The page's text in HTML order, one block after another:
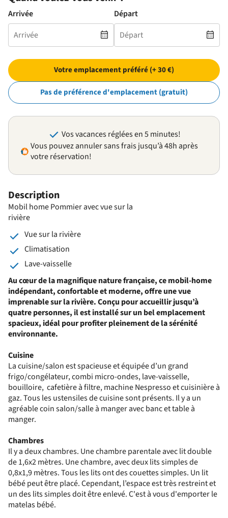
Description
Mobil home Pommier avec vue sur la
rivière
Vue sur la rivière
Climatisation
Lave-vaisselle
Au cœur de la magnifique nature française, ce mobil-home
indépendant, confortable et moderne, offre une vue
imprenable sur la rivière. Conçu pour accueillir jusqu’à
quatre personnes, il est installé sur un bel emplacement
spacieux, idéal pour profiter pleinement de la sérénité
environnante.
Cuisine
La cuisine/salon est spacieuse et équipée d’un grand
frigo/congélateur, combi micro-ondes, lave-vaisselle,
bouilloire, cafetière à filtre, machine Nespresso et cuisinière à
gaz. Tous les ustensiles de cuisine sont présents. Il y a un
agréable coin salon/salle à manger avec banc et table à
manger.
Chambres
Il y a deux chambres. Une chambre parentale avec lit double
de 1,6x2 mètres. Une chambre, avec deux lits simples de
0,8x1,9 mètres. Tous les lits ont des couettes simples. Un lit
bébé peut être placé. Cependant, l’espace est très restreint et
un des lits simples doit être enlevé. C'est à vous d'emporter le
matelas bébé.
Arrivée Départ
Votre emplacement préféré (+ 30 €)
Pas de préférence d'emplacement (gratuit)
Vos vacances réglées en 5 minutes!
Vous pouvez annuler sans frais jusqu’à 48h après
votre réservation!